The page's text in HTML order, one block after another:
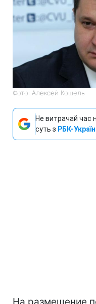
Фото: Алексей Кошель
Не витрачай час
суть з РБК-